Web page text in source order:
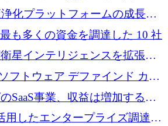
化プラットフォームの成長に
確保
も多くの資金を調達した 10 社
星インテリジェンスを拡張す
ーロの信用枠を確保
フトウェア デファインド カメ
を拡張するためにシリーズ A
を調達
SaaS事業、収益は増加するも
減少
用したエンタープライズ調達プ